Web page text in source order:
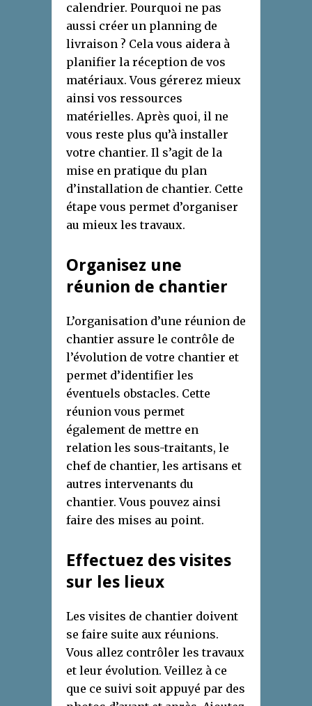
calendrier. Pourquoi ne pas
aussi créer un planning de
livraison ? Cela vous aidera à
planifier la réception de vos
matériaux. Vous gérerez mieux
ainsi vos ressources
matérielles. Après quoi, il ne
vous reste plus qu’à installer
votre chantier. Il s’agit de la
mise en pratique du plan
d’installation de chantier. Cette
étape vous permet d’organiser
au mieux les travaux.
Organisez une
réunion de chantier
L’organisation d’une réunion de
chantier assure le contrôle de
l’évolution de votre chantier et
permet d’identifier les
éventuels obstacles. Cette
réunion vous permet
également de mettre en
relation les sous-traitants, le
chef de chantier, les artisans et
autres intervenants du
chantier. Vous pouvez ainsi
faire des mises au point.
Effectuez des visites
sur les lieux
Les visites de chantier doivent
se faire suite aux réunions.
Vous allez contrôler les travaux
et leur évolution. Veillez à ce
que ce suivi soit appuyé par des